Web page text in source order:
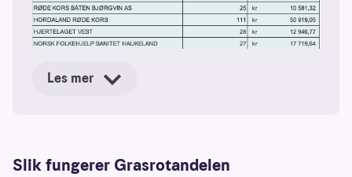
Les mer
Slik fungerer Grasrotandelen